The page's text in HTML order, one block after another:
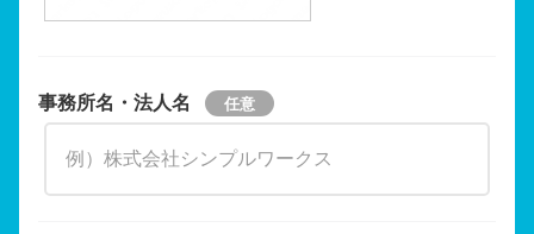
事務所名・法人名